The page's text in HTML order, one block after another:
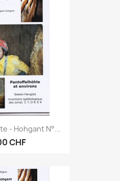
- Hohgant N°...
CHF